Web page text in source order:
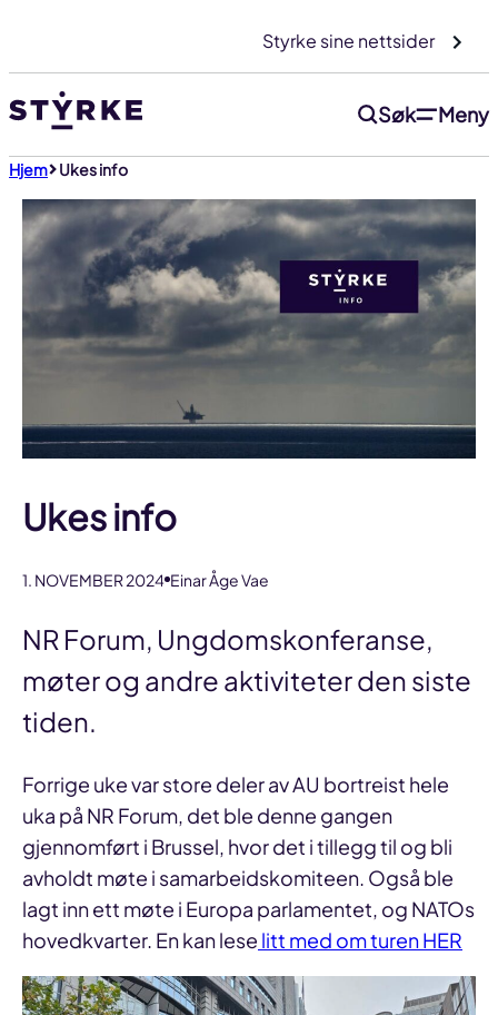
innhold
Styrke sine nettsider
Søk Meny
Hjem Ukes info
Ukes info
1. NOVEMBER 2024 Einar Åge Vae
NR Forum, Ungdomskonferanse,
møter og andre aktiviteter den siste
tiden.
Forrige uke var store deler av AU bortreist hele
uka på NR Forum, det ble denne gangen
gjennomført i Brussel, hvor det i tillegg til og bli
avholdt møte i samarbeidskomiteen. Også ble
lagt inn ett møte i Europa parlamentet, og NATOs
hovedkvarter. En kan lese litt med om turen HER